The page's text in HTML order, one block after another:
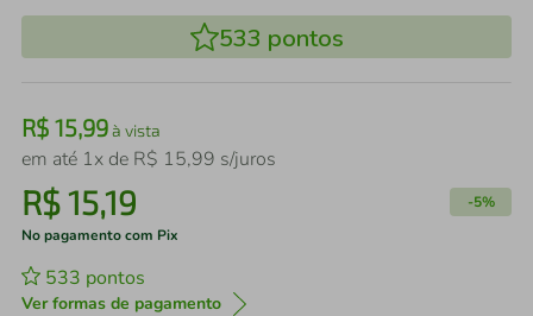
533 pontos
R$ 15,99à vista
em até 1x de R$ 15,99 s/juros
R$15,19 -5%
No pagamento com Pix
533 pontos
Ver formas de pagamento